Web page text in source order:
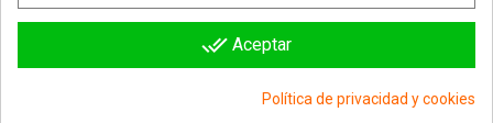
Información sobre la tienda 
done_all Aceptar
Política de privacidad y cookies